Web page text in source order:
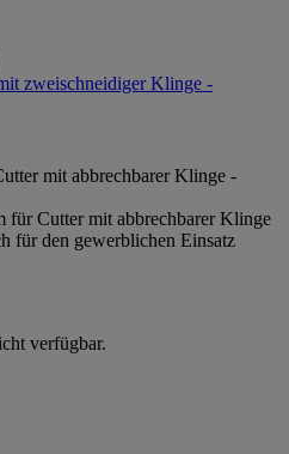
zweischneidiger Klinge -
mit abbrechbarer Klinge -
für Cutter mit abbrechbarer Klinge
für den gewerblichen Einsatz
verfügbar.